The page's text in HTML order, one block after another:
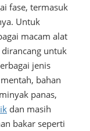
fase, termasuk
Untuk
macam alat
untuk
jenis
bahan
panas,
dan masih
bakar seperti